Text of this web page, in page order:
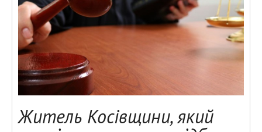
Житель Косівщини, який